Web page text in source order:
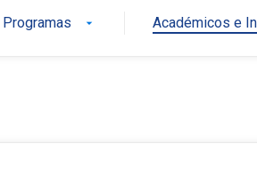
Programas arrow_drop_down Académicos e